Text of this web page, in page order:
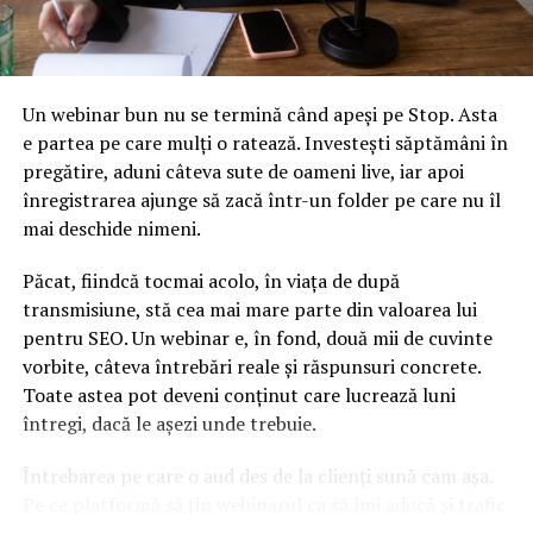
aceste dificile circumstanţe politice interne, putem
exercita un mandat rezonabil la Preşedinţia UE. Dincolo
de controverse şi de ideile diametral opuse, ale mele şi
ale Guvernului asupra justiţiei şi statului de drept, eu
sper că disputele nu vor avea impact negativ asupra
exercitării Preşedinţiei UE”.
Pornind de la ultimul interviu pe care Klaus Iohannis l-a
oferit în presa austriacă, Mihai Gâdea a spus la
Antena
3că nu este primul atac pe care Klaus Iohannis îl face în
presa de afară.
Într-un interviu din martie 2015 în presa din Polonia,
Iohannis declara: „Cred că România are nevoie de alt
guvern mai eficient şi mai cu viziune”. Interviu pentru
Un webinar bun nu se termină când apeși pe Stop. Asta
e partea pe care mulți o ratează. Investești săptămâni în
pregătire, aduni câteva sute de oameni live, iar apoi
înregistrarea ajunge să zacă într-un folder pe care nu îl
mai deschide nimeni.
Păcat, fiindcă tocmai acolo, în viața de după
transmisiune, stă cea mai mare parte din valoarea lui
pentru SEO. Un webinar e, în fond, două mii de cuvinte
vorbite, câteva întrebări reale și răspunsuri concrete.
Toate astea pot deveni conținut care lucrează luni
întregi, dacă le așezi unde trebuie.
Întrebarea pe care o aud des de la clienți sună cam așa.